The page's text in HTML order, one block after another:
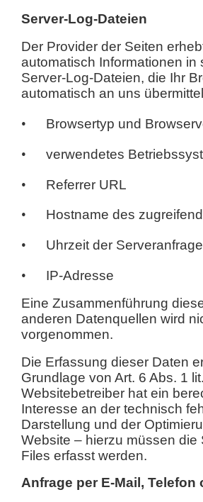
Server-Log-Dateien
Der Provider der Seiten
automatisch Informationen in
Server-Log-Dateien, die Ihr
automatisch an uns
• Browsertyp und
• verwendetes
• Referrer URL
• Hostname des
• Uhrzeit der Serveranfrage
•
IP-Adresse
Eine Zusammenführung
anderen Datenquellen wird
vorgenommen.
Die Erfassung dieser Daten
Grundlage von Art. 6 Abs. 1
Websitebetreiber hat ein
Interesse an der technisch
Darstellung und der
Website – hierzu müssen die
Files erfasst werden.
Anfrage per E-Mail, Telefon